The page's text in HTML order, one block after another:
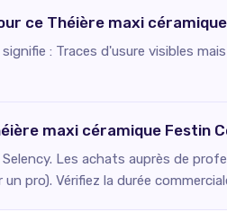
ce Théière maxi
: Traces d'usure visibles
maxi céramique Festin
Les achats auprès de
pro). Vérifiez la durée